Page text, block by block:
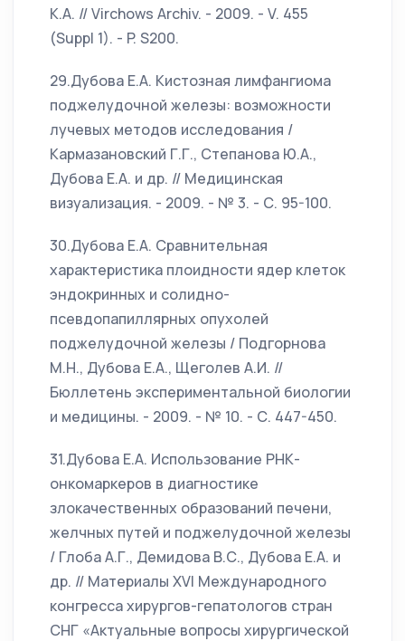
K.A. // Virchows Archiv. - 2009. - V. 455
(Suppl 1). - P. S200.
29.Дубова Е.А. Кистозная лимфангиома
поджелудочной железы: возможности
лучевых методов исследования /
Кармазановский Г.Г., Степанова Ю.А.,
Дубова Е.А. и др. // Медицинская
визуализация. - 2009. - № 3. - С. 95-100.
30.Дубова Е.А. Сравнительная
характеристика плоидности ядер клеток
эндокринных и солидно-
псевдопапиллярных опухолей
поджелудочной железы / Подгорнова
М.Н., Дубова Е.А., Щеголев А.И. //
Бюллетень экспериментальной биологии
и медицины. - 2009. - № 10. - С. 447-450.
31.Дубова Е.А. Использование РНК-
онкомаркеров в диагностике
злокачественных образований печени,
желчных путей и поджелудочной железы
/ Глоба А.Г., Демидова В.С., Дубова Е.А. и
др. // Материалы XVI Международного
конгресса хирургов-гепатологов стран
СНГ «Актуальные вопросы хирургической